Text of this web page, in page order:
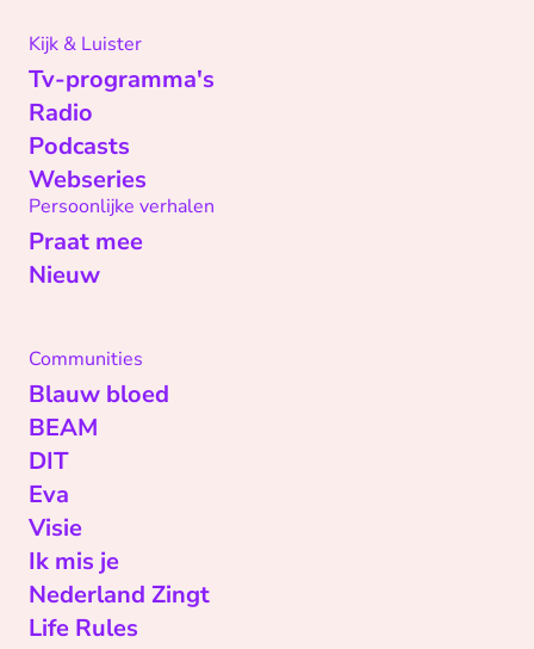
Kijk & Luister
Tv-programma's
Radio
Podcasts
Webseries
Persoonlijke verhalen
Praat mee
Nieuw
Communities
Blauw bloed
BEAM
DIT
Eva
Visie
Ik mis je
Nederland Zingt
Life Rules